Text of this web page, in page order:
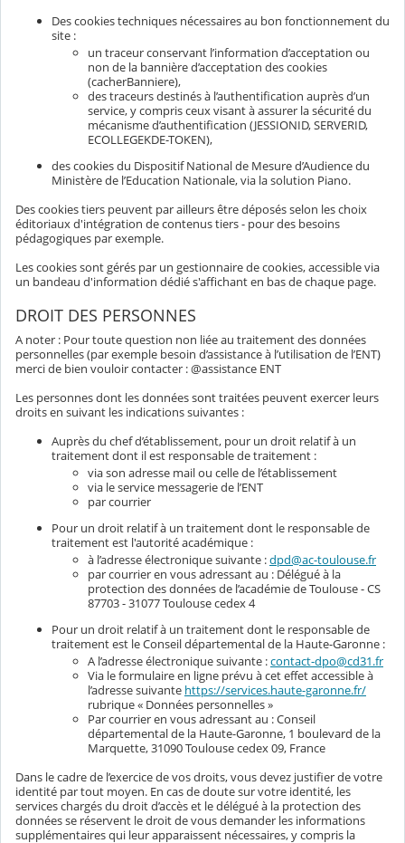
Des cookies techniques nécessaires au bon fonctionnement du
site :
un traceur conservant l’information d’acceptation ou
non de la bannière d’acceptation des cookies
(cacherBanniere),
des traceurs destinés à l’authentification auprès d’un
service, y compris ceux visant à assurer la sécurité du
mécanisme d’authentification (JESSIONID, SERVERID,
ECOLLEGEKDE-TOKEN),
des cookies du Dispositif National de Mesure d’Audience du
Ministère de l’Education Nationale, via la solution Piano.
Des cookies tiers peuvent par ailleurs être déposés selon les choix
éditoriaux d'intégration de contenus tiers - pour des besoins
pédagogiques par exemple.
Les cookies sont gérés par un gestionnaire de cookies, accessible via
un bandeau d'information dédié s'affichant en bas de chaque page.
DROIT DES PERSONNES
A noter : Pour toute question non liée au traitement des données
personnelles (par exemple besoin d’assistance à l’utilisation de l’ENT)
merci de bien vouloir contacter : @assistance ENT
Les personnes dont les données sont traitées peuvent exercer leurs
droits en suivant les indications suivantes :
Auprès du chef d’établissement, pour un droit relatif à un
traitement dont il est responsable de traitement :
via son adresse mail ou celle de l’établissement
via le service messagerie de l’ENT
par courrier
Pour un droit relatif à un traitement dont le responsable de
traitement est l'autorité académique :
à l’adresse électronique suivante :dpd@ac-toulouse.fr
par courrier en vous adressant au : Délégué à la
protection des données de l’académie de Toulouse - CS
87703 - 31077 Toulouse cedex 4
Pour un droit relatif à un traitement dont le responsable de
traitement est le Conseil départemental de la Haute-Garonne :
A l’adresse électronique suivante :contact-dpo@cd31.fr
Via le formulaire en ligne prévu à cet effet accessible à
l’adresse suivante https://services.haute-garonne.fr/
rubrique « Données personnelles »
Par courrier en vous adressant au : Conseil
départemental de la Haute-Garonne, 1 boulevard de la
Marquette, 31090 Toulouse cedex 09, France
Dans le cadre de l’exercice de vos droits, vous devez justifier de votre
identité par tout moyen. En cas de doute sur votre identité, les
services chargés du droit d’accès et le délégué à la protection des
données se réservent le droit de vous demander les informations
supplémentaires qui leur apparaissent nécessaires, y compris la